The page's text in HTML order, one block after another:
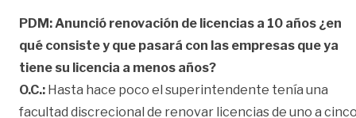
PDM: Anunció renovación de licencias a 10 años ¿en
qué consiste y que pasará con las empresas que ya
tiene su licencia a menos años?
O.C.: Hasta hace poco el superintendente tenía una
facultad discrecional de renovar licencias de uno a